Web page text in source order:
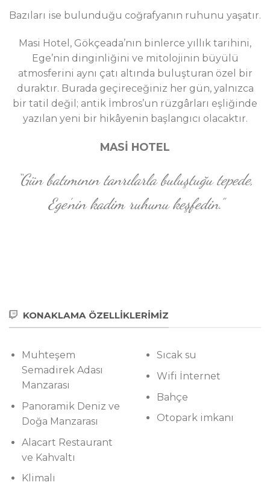
Bazıları ise bulunduğu coğrafyanın ruhunu yaşatır.
Masi Hotel, Gökçeada’nın binlerce yıllık tarihini,
Ege’nin dinginliğini ve mitolojinin büyülü
atmosferini aynı çatı altında buluşturan özel bir
duraktır. Burada geçireceğiniz her gün, yalnızca
bir tatil değil; antik İmbros’un rüzgârları eşliğinde
yazılan yeni bir hikâyenin başlangıcı olacaktır.
MASİ HOTEL
“Gün batımının tanrılarla buluştuğu tepede,
Ege’nin kadim ruhunu keşfedin.”
KONAKLAMA ÖZELLİKLERİMIZ
Muhteşem
Semadirek Adası
Manzarası
Panoramik Deniz ve
Doğa Manzarası
Alacart Restaurant
ve Kahvaltı
Klimalı
Sıcak su
Wifi İnternet
Bahçe
Otopark imkanı